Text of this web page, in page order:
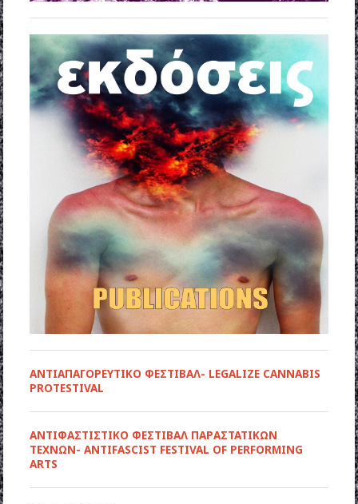
ΑΝΤΙΑΠΑΓΟΡΕΥΤΙΚΟ ΦΕΣΤΙΒΑΛ- LEGALIZE CANNABIS
PROTESTIVAL
ANTIΦΑΣΤΙΣΤΙΚΟ ΦΕΣΤΙΒΑΛ ΠΑΡΑΣΤΑΤΙΚΩΝ
ΤΕΧΝΩΝ- ANTIFASCIST FESTIVAL OF PERFORMING
ARTS